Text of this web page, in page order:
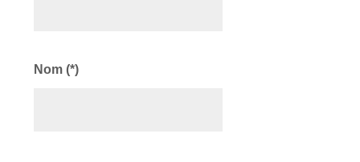
Nom (*)